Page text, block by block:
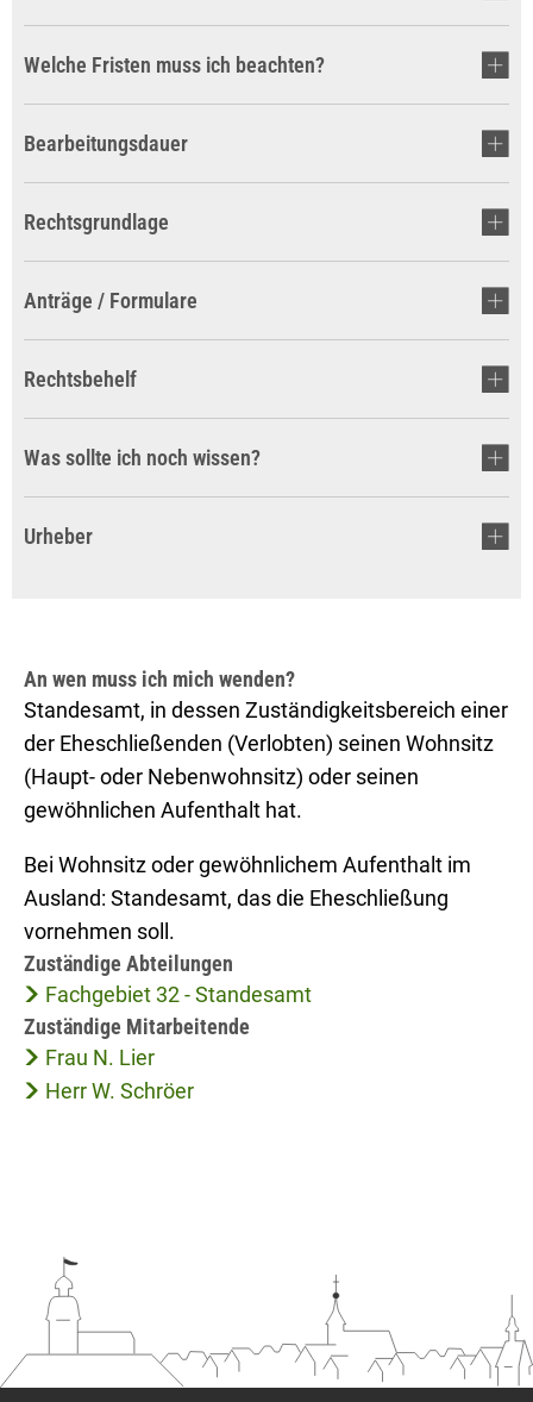
Welche Fristen muss ich beachten?
Bearbeitungsdauer
Rechtsgrundlage
Anträge / Formulare
Rechtsbehelf
Was sollte ich noch wissen?
Urheber
An wen muss ich mich wenden?
Standesamt, in dessen Zuständigkeitsbereich einer
der Eheschließenden (Verlobten) seinen Wohnsitz
(Haupt- oder Nebenwohnsitz) oder seinen
gewöhnlichen Aufenthalt hat.
Bei Wohnsitz oder gewöhnlichem Aufenthalt im
Ausland: Standesamt, das die Eheschließung
vornehmen soll.
Zuständige Abteilungen
Fachgebiet 32 - Standesamt
Zuständige Mitarbeitende
Frau N. Lier
Herr W. Schröer